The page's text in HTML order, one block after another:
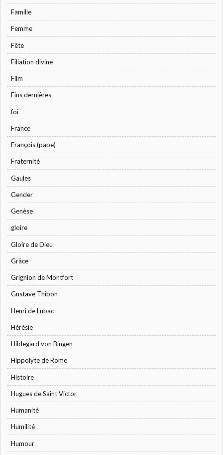
Famille
Femme
Fête
Filiation divine
Film
Fins dernières
foi
France
François (pape)
Fraternité
Gaules
Gender
Genèse
gloire
Gloire de Dieu
Grâce
Grignion de Montfort
Gustave Thibon
Henri de Lubac
Hérésie
Hildegard von Bingen
Hippolyte de Rome
Histoire
Hugues de Saint Victor
Humanité
Humilité
Humour